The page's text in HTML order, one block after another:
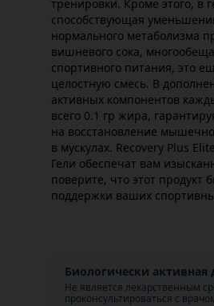
тренировки. Кроме этого, в
способствующая
нормального метаболизма
вишневого сока,
спортивного питания, это
целостную смесь. В
активных компонентов
всего 0.1 гр жира,
на восстановление
в мускулах. Recovery Plus
Гели обеспечат вам
поверите, что этот продукт
поддержки ваших
Биологически
Не является лекарственным
проконсультироваться с